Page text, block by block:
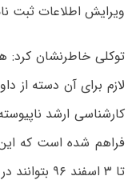
ویرایش اطلاعات ثبت
توکلی خاطرنشان کرد:
لازم برای آن دسته از
تا ۳ اسفند ۹۶ بتوانند در این آزمون ثبت نام کنند.